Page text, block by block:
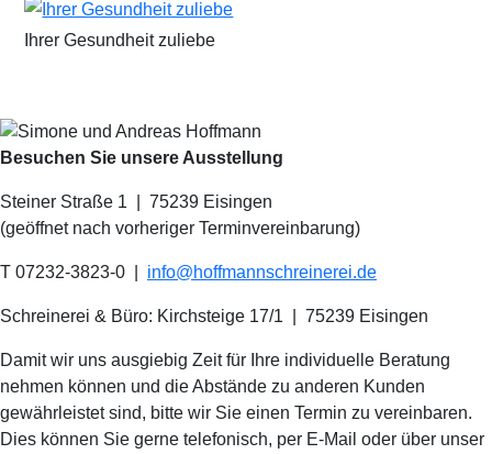
Ihrer Gesundheit zuliebe
Besuchen Sie unsere Ausstellung
Steiner Straße 1 | 75239 Eisingen
(geöffnet nach vorheriger Terminvereinbarung)
T 07232-3823-0 info@hoffmannschreinerei.de
Schreinerei & Büro: Kirchsteige 17/1 75239 Eisingen
Damit wir uns ausgiebig Zeit für Ihre individuelle Beratung
nehmen können und die Abstände zu anderen Kunden
gewährleistet sind, bitte wir Sie einen Termin zu vereinbaren.
Dies können Sie gerne telefonisch, per E-Mail oder über unser